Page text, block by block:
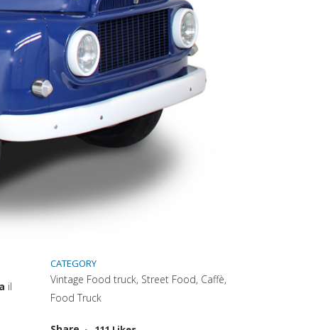
il
CATEGORY
Vintage Food truck, Street Food, Caffè,
Food Truck